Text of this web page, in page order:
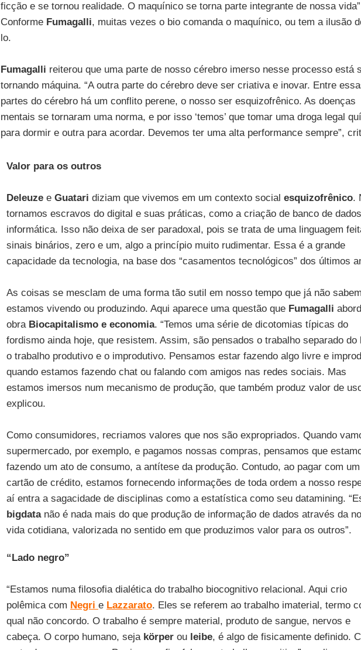
ficção e se tornou realidade. O maquínico se torna parte integrante de nossa
Conforme Fumagalli, muitas vezes o bio comanda o maquínico, ou tem a ilusão
lo.
Fumagalli reiterou que uma parte de nosso cérebro imerso nesse processo está
tornando máquina. “A outra parte do cérebro deve ser criativa e inovar. Entre
partes do cérebro há um conflito perene, o nosso ser esquizofrênico. As doenças
mentais se tornaram uma norma, e por isso ‘temos’ que tomar uma droga legal
para dormir e outra para acordar. Devemos ter uma alta performance sempre”,
Valor para os outros
Deleuzee Guatari diziam que vivemos em um contexto social esquizofrênico.
tornamos escravos do digital e suas práticas, como a criação de banco de
informática. Isso não deixa de ser paradoxal, pois se trata de uma linguagem
sinais binários, zero e um, algo a princípio muito rudimentar. Essa é a grande
capacidade da tecnologia, na base dos “casamentos tecnológicos” dos últimos
As coisas se mesclam de uma forma tão sutil em nosso tempo que já não
estamos vivendo ou produzindo. Aqui aparece uma questão que Fumagalli
obra Biocapitalismo e economia. “Temos uma série de dicotomias típicas do
fordismo ainda hoje, que resistem. Assim, são pensados o trabalho separado do
o trabalho produtivo e o improdutivo. Pensamos estar fazendo algo livre e
quando estamos fazendo chat ou falando com amigos nas redes sociais. Mas
estamos imersos num mecanismo de produção, que também produz valor de
explicou.
Como consumidores, recriamos valores que nos são expropriados. Quando
supermercado, por exemplo, e pagamos nossas compras, pensamos que
fazendo um ato de consumo, a antítese da produção. Contudo, ao pagar com um
cartão de crédito, estamos fornecendo informações de toda ordem a nosso
aí entra a sagacidade de disciplinas como a estatística como seu datamining.
bigdatanão é nada mais do que produção de informação de dados através da
vida cotidiana, valorizada no sentido em que produzimos valor para os outros”.
“Lado negro”
“Estamos numa filosofia dialética do trabalho biocognitivo relacional. Aqui crio
polêmica com Negri e Lazzarato. Eles se referem ao trabalho imaterial, termo
qual não concordo. O trabalho é sempre material, produto de sangue, nervos e
cabeça. O corpo humano, seja körperou leibe, é algo de fisicamente definido.